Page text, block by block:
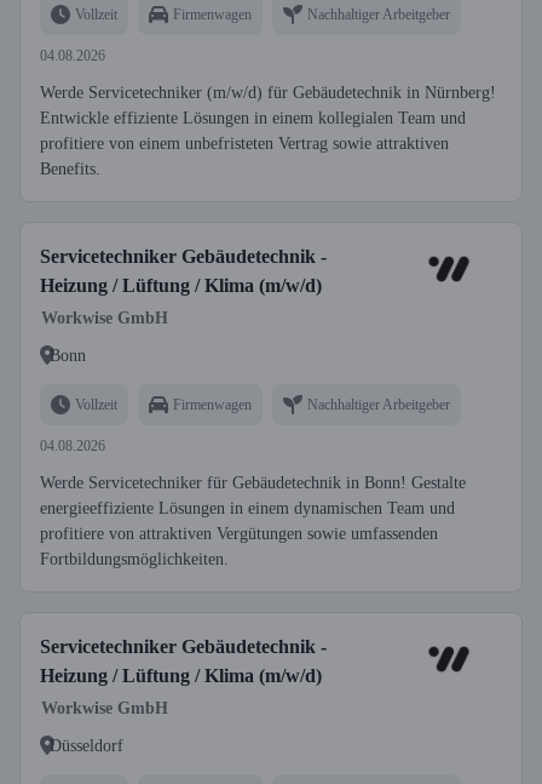
Vollzeit Firmenwagen Nachhaltiger Arbeitgeber
04.08.2026
Werde Servicetechniker (m/w/d) für Gebäudetechnik in Nürnberg!
Entwickle effiziente Lösungen in einem kollegialen Team und
profitiere von einem unbefristeten Vertrag sowie attraktiven
Benefits.
Servicetechniker Gebäudetechnik -
Heizung / Lüftung / Klima (m/w/d)
Workwise GmbH
Bonn
Vollzeit Firmenwagen Nachhaltiger Arbeitgeber
04.08.2026
Werde Servicetechniker für Gebäudetechnik in Bonn! Gestalte
energieeffiziente Lösungen in einem dynamischen Team und
profitiere von attraktiven Vergütungen sowie umfassenden
Fortbildungsmöglichkeiten.
Servicetechniker Gebäudetechnik -
Heizung / Lüftung / Klima (m/w/d)
Workwise GmbH
Düsseldorf